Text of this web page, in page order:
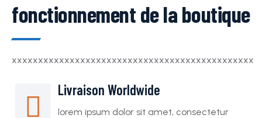
fonctionnement de la boutique
xxxxxxxxxxxxxxxxxxxxxxxxxxxxxxxxxxxxxxxxxxxxxx
Livraison Worldwide
lorem ipsum dolor sit amet, consectetur